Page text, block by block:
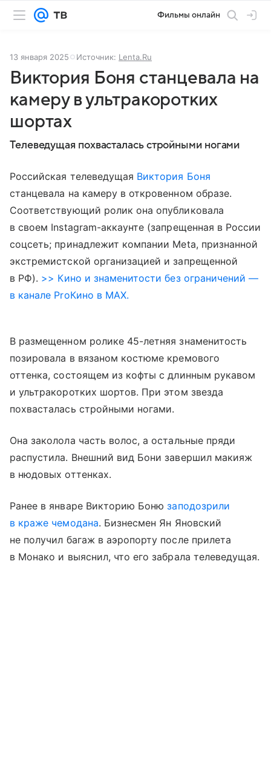
Фильмы онлайн
13 января 2025 Источник: Lenta.Ru
Виктория Боня станцевала на
камеру в ультракоротких
шортах
Телеведущая похвасталась стройными ногами
Российская телеведущая Виктория Боня
станцевала на камеру в откровенном образе.
Соответствующий ролик она опубликовала
в своем Instagram-аккаунте (запрещенная в России
соцсеть; принадлежит компании Meta, признанной
экстремистской организацией и запрещенной
в РФ). >> Кино и знаменитости без ограничений —
в канале ProКино в MAX.
В размещенном ролике 45-летняя знаменитость
позировала в вязаном костюме кремового
оттенка, состоящем из кофты с длинным рукавом
и ультракоротких шортов. При этом звезда
похвасталась стройными ногами.
Она заколола часть волос, а остальные пряди
распустила. Внешний вид Бони завершил макияж
в нюдовых оттенках.
Ранее в январе Викторию Бонюзаподозрили
в краже чемодана. Бизнесмен Ян Яновский
не получил багаж в аэропорту после прилета
в Монако и выяснил, что его забрала телеведущая.